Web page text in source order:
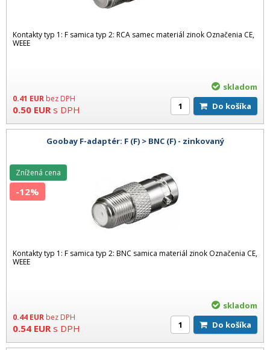
Kontakty typ 1: F samica typ 2: RCA samec materiál zinok Označenia CE,
WEEE
0.41 EUR bez DPH
0.50 EUR s DPH
skladom
Do košíka
Goobay F-adaptér: F (F) > BNC (F) - zinkovaný
Kontakty typ 1: F samica typ 2: BNC samica materiál zinok Označenia CE,
WEEE
0.44 EUR bez DPH
0.54 EUR s DPH
Znížená cena
-12%
skladom
Do košíka